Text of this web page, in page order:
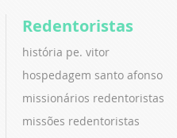
Redentoristas
história pe. vitor
hospedagem santo afonso
missionários redentoristas
missões redentoristas